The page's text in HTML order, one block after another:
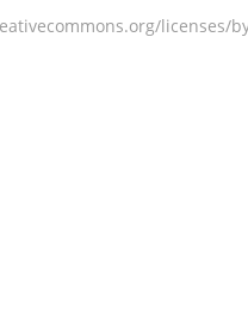
licenses/